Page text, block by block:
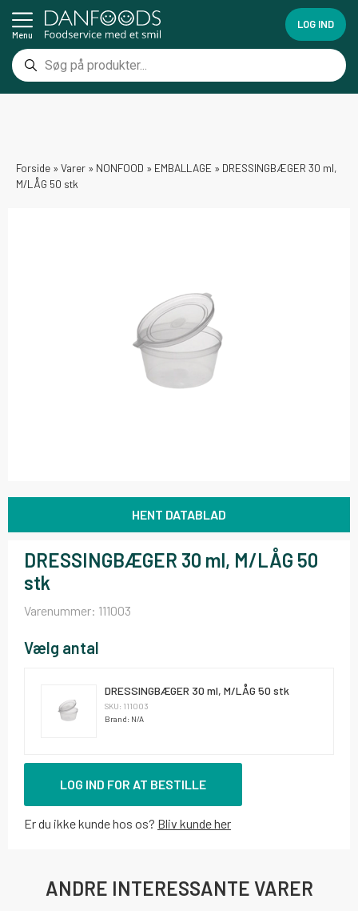
Menu
LOG IND
Forside » Varer » NONFOOD » EMBALLAGE » DRESSINGBÆGER 30 ml,
M/LÅG 50 stk
HENT DATABLAD
DRESSINGBÆGER 30 ml, M/LÅG 50
stk
Varenummer: 111003
Vælg antal
DRESSINGBÆGER 30 ml, M/LÅG 50 stk
SKU: 111003
Brand: N/A
LOG IND FOR AT BESTILLE
Er du ikke kunde hos os? Bliv kunde her
ANDRE INTERESSANTE VARER